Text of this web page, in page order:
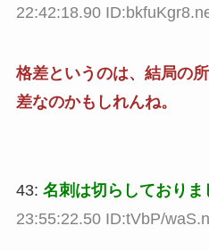
22:42:18.90
格差というのは、結局の
差なのかもしれんね。
43: 名刺は切らしておりま
23:55:22.50 ID:tVbP/